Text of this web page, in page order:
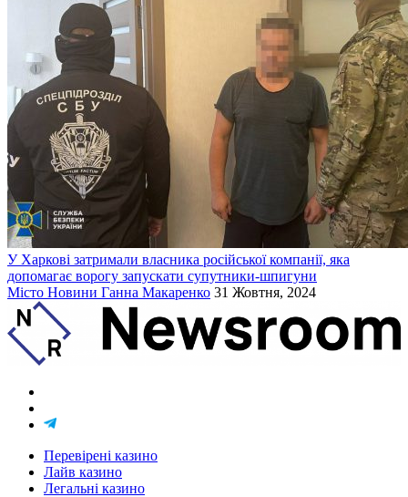
У Харкові затримали власника російської компанії, яка
допомагає ворогу запускати супутники-шпигуни
Місто Новини Ганна Макаренко 31 Жовтня, 2024
Перевірені казино
Лайв казино
Легальні казино